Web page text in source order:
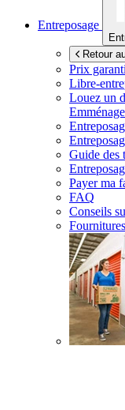
Entreposage
Retour
Prix
Libre-
Louez un
Guide des
Payer ma
FAQ
Conseils